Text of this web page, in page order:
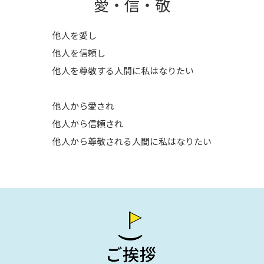
愛・信・敬
他人を愛し
他人を信頼し
他人を尊敬する人間に私はなりたい
他人から愛され
他人から信頼され
他人から尊敬される人間に私はなりたい